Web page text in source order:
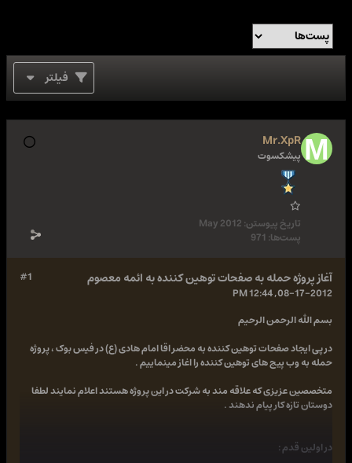
فیلتر
Mr.XpR
پیشکسوت
تاریخ پیوستن:May 2012
پست‌ها: 971
#1 آغاز پروژه حمله به صفحات توهین کننده به ائمه معصوم
08-17-2012, 12:44 PM
بسم الله الرحمن الرحیم
در پی ایجاد صفحات توهین کننده به محضر اقا امام هادی (ع) در فیس بوک ، پروژه
حمله به وب پیج های توهین کننده را اغاز مینماییم .
متخصصین عزیزی که علاقه مند به شرکت در این پروژه هستند اعلام نمایند لطفا
دوستان تازه کار پیام ندهند .
در اولین قدم :